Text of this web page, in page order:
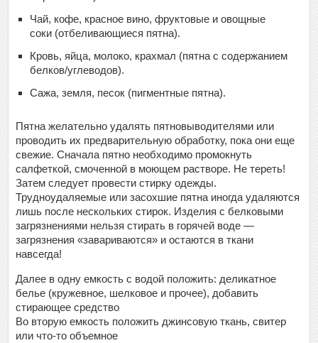
Чай, кофе, красное вино, фруктовые и овощные
соки (отбеливающиеся пятна).
Кровь, яйца, молоко, крахмал (пятна с содержанием
белков/углеводов).
Сажа, земля, песок (пигментные пятна).
Пятна желательно удалять пятновыводителями или
проводить их предварительную обработку, пока они еще
свежие. Сначала пятно необходимо промокнуть
салфеткой, смоченной в моющем растворе. Не тереть!
Затем следует провести стирку одежды.
Трудноудаляемые или засохшие пятна иногда удаляются
лишь после нескольких стирок. Изделия с белковыми
загрязнениями нельзя стирать в горячей воде —
загрязнения «завариваются» и остаются в ткани
навсегда!
Далее в одну емкость с водой положить: деликатное
белье (кружевное, шелковое и прочее), добавить
стирающее средство
Во вторую емкость положить джинсовую ткань, свитер
или что-то объемное